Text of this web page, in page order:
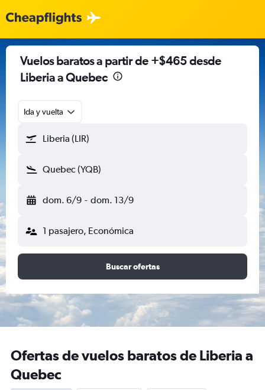
Vuelos baratos a partir de +$465 desde
Liberia a Quebec
Ida y vuelta
Liberia (LIR)
Quebec (YQB)
dom. 6/9 - dom. 13/9
1 pasajero, Económica
Buscar ofertas
Ofertas de vuelos baratos de Liberia a
Quebec